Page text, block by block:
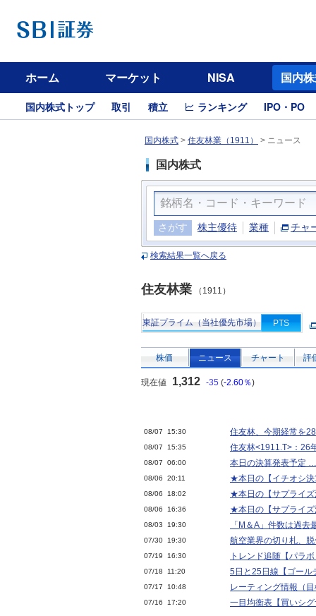
ホーム マーケット NISA 国内
国内株式トップ 取引 積立 ランキング IPO・PO
国内株式 > 住友林業（1911） > ニュース
国内株式
さがす 株主優待 業種 チャ
検索結果一覧へ戻る
住友林業 （1911）
東証プライム（当社優先市場） PTS
株価 ニュース チャート 評
現在値 1,312 -35 (-2.60％)
08/07 15:30 住友林、今期経常を
08/07 15:35 住友林<1911.T>：26
08/07 06:00 本日の決算発表予定
08/06 20:11 ★本日の【イチオシ決
08/06 18:02 ★本日の【サプライ
08/06 16:36 ★本日の【サプライ
08/03 19:30 「M＆A」件数は過
07/30 19:30 航空業界の切り札、
07/19 16:30 トレンド追随【パラ
07/18 11:20 5日と25日線【ゴー
07/17 10:48 レーティング情報（
07/16 17:20 一目均衡表【買いシ